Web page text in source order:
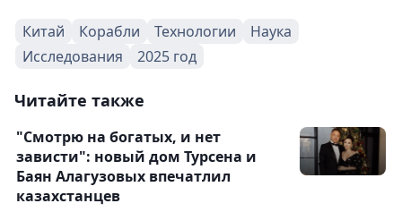
Китай Корабли Технологии
Наука
Исследования
2025 год
Читайте также
"Смотрю на богатых, и нет
зависти": новый дом Турсена и
Баян Алагузовых впечатлил
казахстанцев